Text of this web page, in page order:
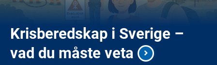
Krisberedskap i Sverige –
vad du måste veta